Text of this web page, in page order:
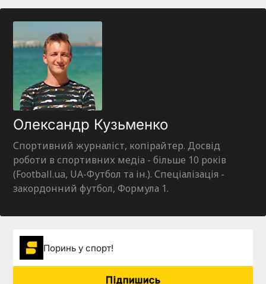
Олександр Кузьменко
Спортивний журналіст, копірайтер. Досвід
роботи в спортивних медіа - більше 10 років
(Football.ua, UA-Футбол та ін.). Спеціалізація -
закордонний футбол, Формула 1.
Поринь у спорт!
Підпишись